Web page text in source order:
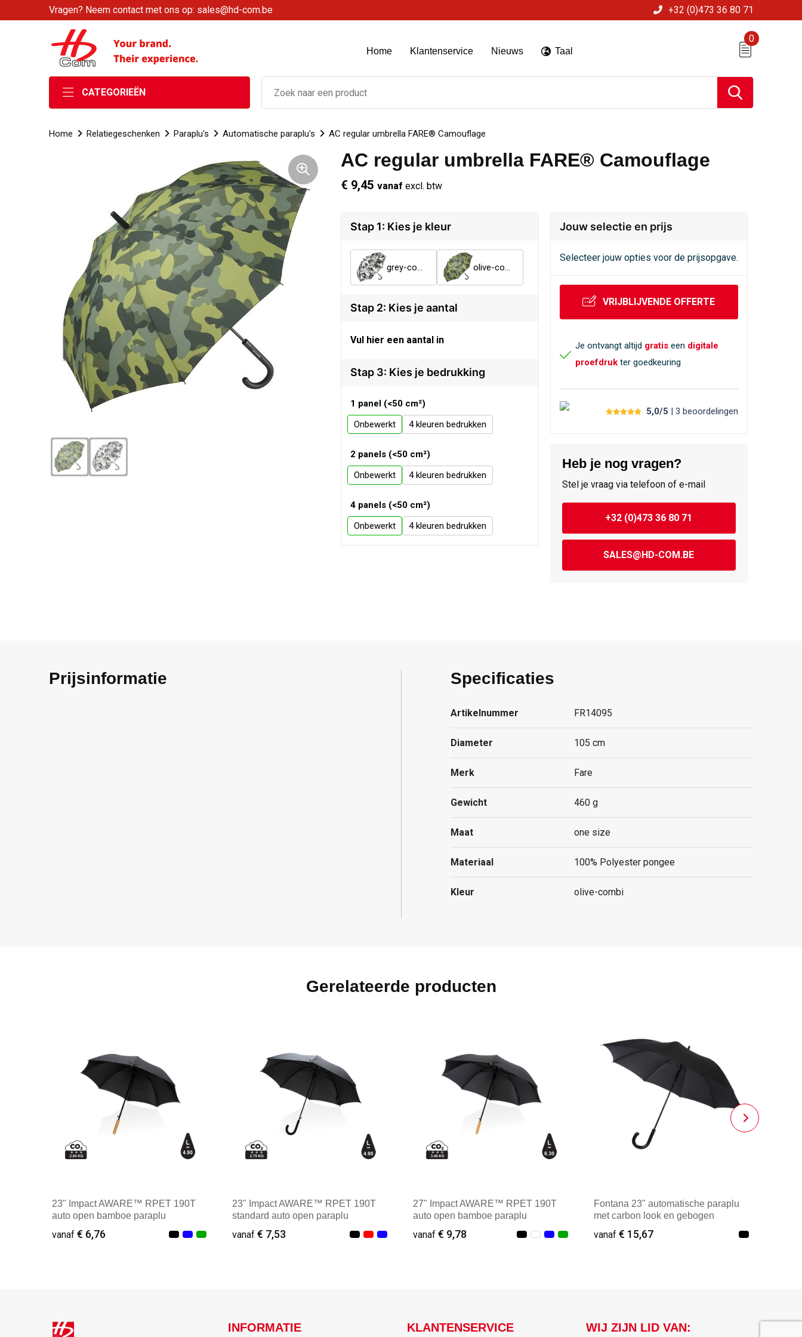
Vragen? Neem contact met ons op: sales@hd-com.be +32 (0)473 36 80 71
Home Klantenservice Nieuws Taal
0
CATEGORIEËN
Home Relatiegeschenken Paraplu's Automatische paraplu's AC regular umbrella FARE® Camouflage
AC regular umbrella FARE® Camouflage
€ 9,45 vanaf excl. btw
Stap 1: Kies je kleur
grey-combi olive-combi
Stap 2: Kies je aantal
Vul hier een aantal in
Stap 3: Kies je bedrukking
1 panel (<50 cm²)
Onbewerkt
4
2 panels (<50 cm²)
Onbewerkt
4
4 panels (<50 cm²)
Onbewerkt
4
Jouw selectie en prijs
Selecteer jouw opties voor de prijsopgave.
VRIJBLIJVENDE OFFERTE
Je ontvangt altijd gratiseen digitale
proefdrukter goedkeuring
5,0/5 | 3 beoordelingen
Heb je nog vragen?
Stel je vraag via telefoon of e-mail
+32 (0)473 36 80 71
SALES@HD-COM.BE
Prijsinformatie Specificaties
Artikelnummer FR14095
Diameter 105 cm
Merk Fare
Gewicht 460 g
Maat one size
Materiaal 100% Polyester pongee
Kleur olive-combi
Gerelateerde producten
23" Impact AWARE™ RPET 190T
auto open bamboe paraplu
vanaf € 6,76
23" Impact AWARE™ RPET 190T
standard auto open paraplu
vanaf€ 7,53
27" Impact AWARE™ RPET 190T
auto open bamboe paraplu
vanaf € 9,78
Fontana 23" automatische paraplu
met carbon look en gebogen
vanaf € 15,67
INFORMATIE KLANTENSERVICE WIJ ZIJN LID VAN: